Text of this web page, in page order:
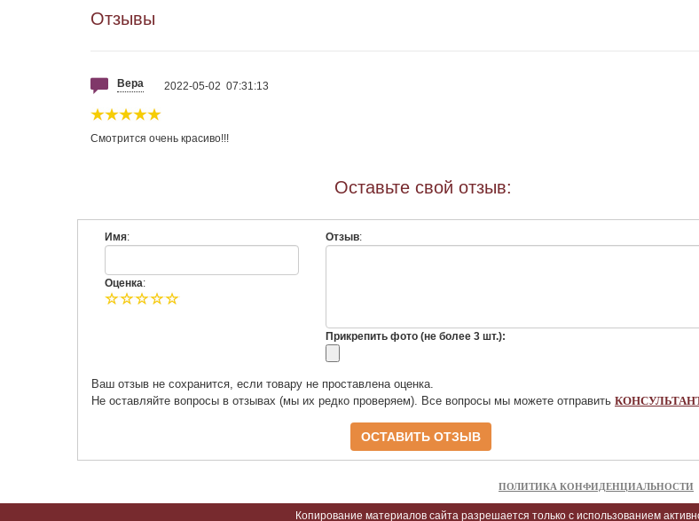
Отзывы
Вера 2022-05-02 07:31:13
Смотрится очень красиво!!!
Оставьте свой отзыв:
Имя:
Оценка:
Отзыв:
Прикрепить фото (не более 3 шт.):
Ваш отзыв не сохранится, если товару не проставлена оценка.
Не оставляйте вопросы в отзывах (мы их редко проверяем). Все вопросы мы можете отправить
ПОЛИТИКА КОНФИДЕНЦИАЛЬНОСТИ
Копирование материалов сайта разрешается только с использованием